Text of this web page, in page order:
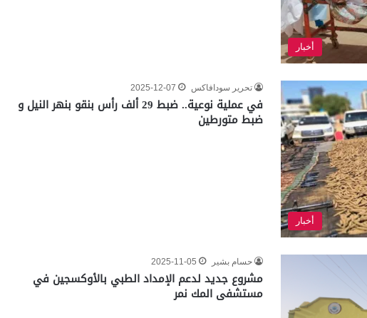
أخبار
أخبار
تحرير سودافاكس 2025-12-07
في عملية نوعية.. ضبط 29 ألف رأس بنقو بنهر النيل و
ضبط متورطين
حسام بشير 2025-11-05
مشروع جديد لدعم الإمداد الطبي بالأوكسجين في
مستشفى المك نمر